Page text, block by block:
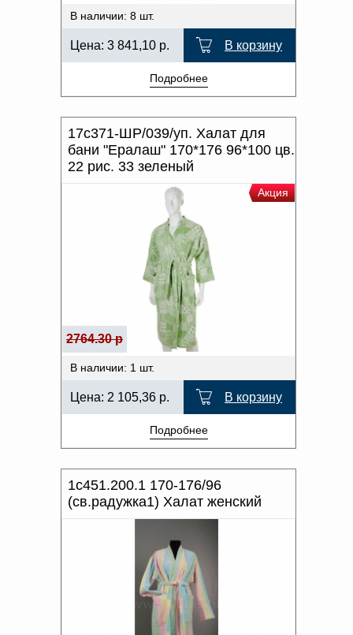
В наличии: 8 шт.
Цена: 3 841,10 р. В корзину
Подробнее
17с371-ШР/039/уп. Халат для
бани "Ералаш" 170*176 96*100 цв.
22 рис. 33 зеленый
Акция
2764.30 р
В наличии: 1 шт.
Цена: 2 105,36 р. В корзину
Подробнее
1с451.200.1 170-176/96
(св.радужка1) Халат женский